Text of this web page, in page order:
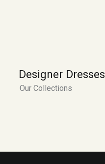
Designer Dresses
Our Collections